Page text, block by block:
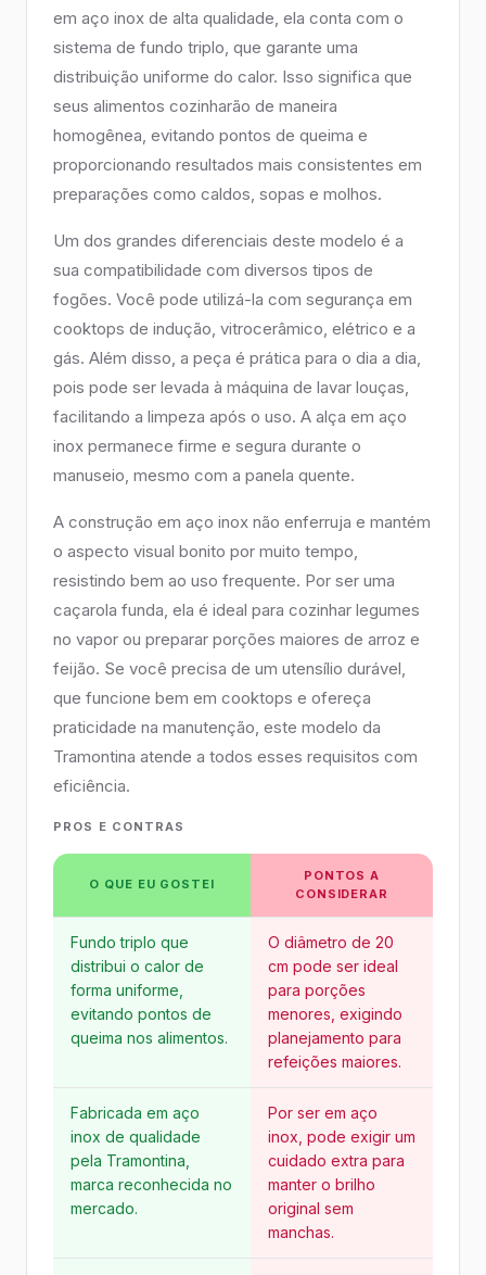
em aço inox de alta qualidade, ela conta com o
sistema de fundo triplo, que garante uma
distribuição uniforme do calor. Isso significa que
seus alimentos cozinharão de maneira
homogênea, evitando pontos de queima e
proporcionando resultados mais consistentes em
preparações como caldos, sopas e molhos.
Um dos grandes diferenciais deste modelo é a
sua compatibilidade com diversos tipos de
fogões. Você pode utilizá-la com segurança em
cooktops de indução, vitrocerâmico, elétrico e a
gás. Além disso, a peça é prática para o dia a dia,
pois pode ser levada à máquina de lavar louças,
facilitando a limpeza após o uso. A alça em aço
inox permanece firme e segura durante o
manuseio, mesmo com a panela quente.
A construção em aço inox não enferruja e mantém
o aspecto visual bonito por muito tempo,
resistindo bem ao uso frequente. Por ser uma
caçarola funda, ela é ideal para cozinhar legumes
no vapor ou preparar porções maiores de arroz e
feijão. Se você precisa de um utensílio durável,
que funcione bem em cooktops e ofereça
praticidade na manutenção, este modelo da
Tramontina atende a todos esses requisitos com
eficiência.
PROS E CONTRAS
O QUE EU GOSTEI
PONTOS A
CONSIDERAR
Fundo triplo que
distribui o calor de
forma uniforme,
evitando pontos de
queima nos alimentos.
O diâmetro de 20
cm pode ser ideal
para porções
menores, exigindo
planejamento para
refeições maiores.
Fabricada em aço
inox de qualidade
pela Tramontina,
marca reconhecida no
mercado.
Por ser em aço
inox, pode exigir um
cuidado extra para
manter o brilho
original sem
manchas.